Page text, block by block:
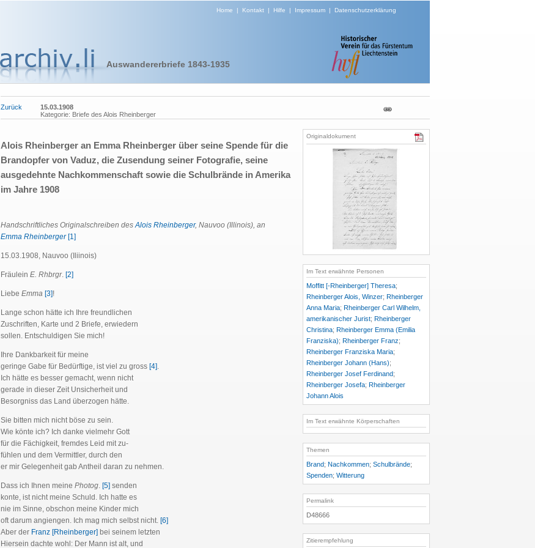
Home | Kontakt| Hilfe | Impressum| Datenschutzerklärung
Auswandererbriefe 1843-1935
Zurück
15.03.1908
Kategorie: Briefe des Alois Rheinberger
Alois Rheinberger an Emma Rheinberger über seine Spende für die
Brandopfer von Vaduz, die Zusendung seiner Fotografie, seine
ausgedehnte Nachkommenschaft sowie die Schulbrände in Amerika
im Jahre 1908
Handschriftliches Originalschreiben desAlois Rheinberger, Nauvoo (Illinois), an
Emma Rheinberger [1]
15.03.1908, Nauvoo (Iliinois)
Fräulein E. Rhbrgr. [2]
Liebe Emma [3]!
Lange schon hätte ich Ihre freundlichen
Zuschriften, Karte und 2 Briefe, erwiedern
sollen. Entschuldigen Sie mich!
Ihre Dankbarkeit für meine
geringe Gabe für Bedürftige, ist viel zu gross [4].
Ich hätte es besser gemacht, wenn nicht
gerade in dieser Zeit Unsicherheit und
Besorgniss das Land überzogen hätte.
Sie bitten mich nicht böse zu sein.
Wie könte ich? Ich danke vielmehr Gott
für die Fächigkeit, fremdes Leid mit zu-
fühlen und dem Vermittler, durch den
er mir Gelegenheit gab Antheil daran zu nehmen.
Dass ich Ihnen meine Photog. [5] senden
konte, ist nicht meine Schuld. Ich hatte es
nie im Sinne, obschon meine Kinder mich
oft darum angiengen. Ich mag mich selbst nicht. [6]
Aber der Franz [Rheinberger] bei seinem letzten
Hiersein dachte wohl: Der Mann ist alt, und
Originaldokument
Im Text erwähnte Personen
Moffitt [-Rheinberger] Theresa;
Rheinberger Alois, Winzer; Rheinberger
Anna Maria; Rheinberger Carl Wilhelm,
amerikanischer Jurist; Rheinberger
Christina; Rheinberger Emma (Emilia
Franziska); Rheinberger Franz;
Rheinberger Franziska Maria;
Rheinberger Johann (Hans);
Rheinberger Josef Ferdinand;
Rheinberger Josefa; Rheinberger
Johann Alois
Im Text erwähnte Körperschaften
Themen
Brand; Nachkommen; Schulbrände;
Spenden; Witterung
Permalink
D48666
Zitierempfehlung